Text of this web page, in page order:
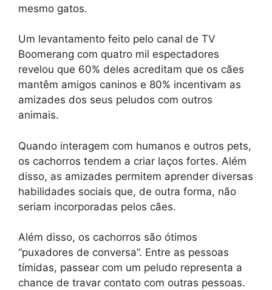
mesmo gatos.
Um levantamento feito pelo canal de TV
Boomerang com quatro mil espectadores
revelou que 60% deles acreditam que os cães
mantêm amigos caninos e 80% incentivam as
amizades dos seus peludos com outros
animais.
Quando interagem com humanos e outros pets,
os cachorros tendem a criar laços fortes. Além
disso, as amizades permitem aprender diversas
habilidades sociais que, de outra forma, não
seriam incorporadas pelos cães.
Além disso, os cachorros são ótimos
“puxadores de conversa”. Entre as pessoas
tímidas, passear com um peludo representa a
chance de travar contato com outras pessoas.